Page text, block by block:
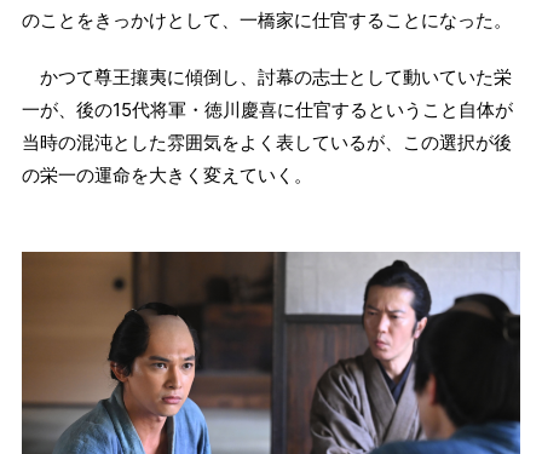
のことをきっかけとして、一橋家に仕官することになった。
かつて尊王攘夷に傾倒し、討幕の志士として動いていた栄
一が、後の15代将軍・徳川慶喜に仕官するということ自体が
当時の混沌とした雰囲気をよく表しているが、この選択が後
の栄一の運命を大きく変えていく。